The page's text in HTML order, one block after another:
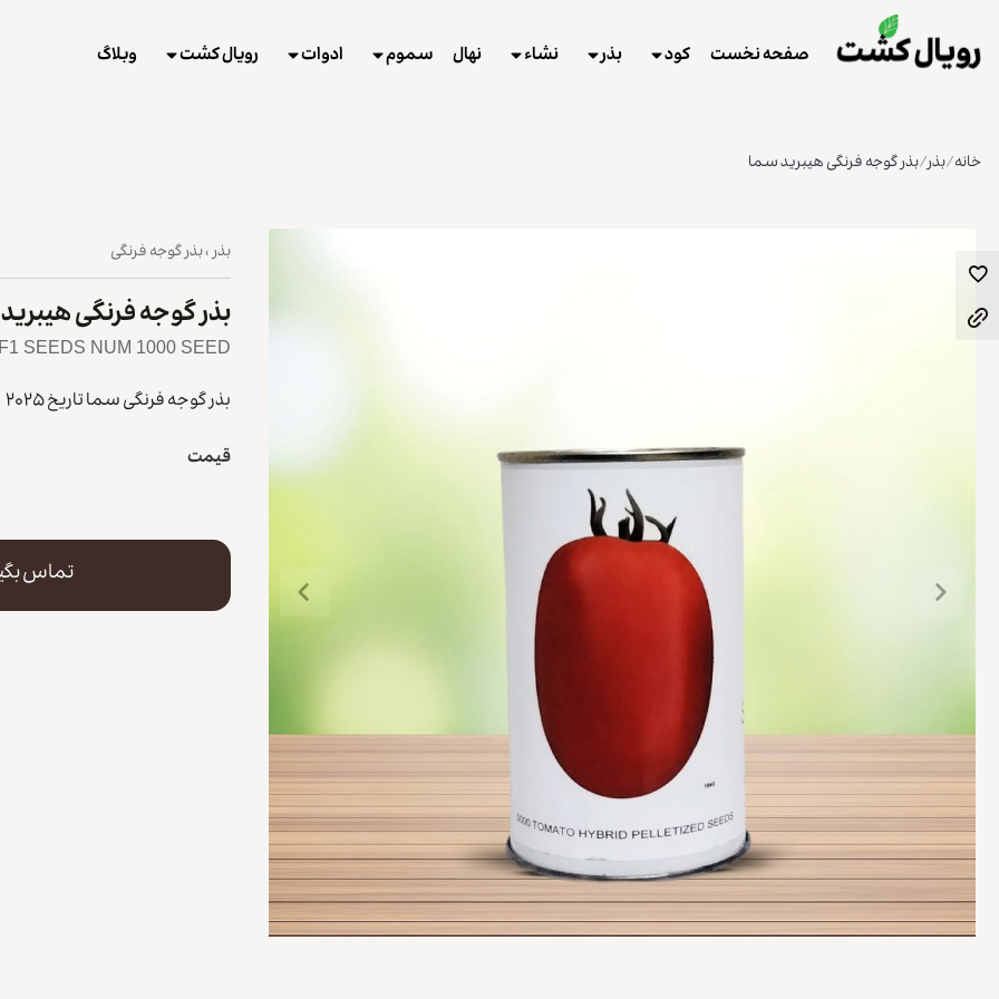
صفحه نخست کود بذر نشاء نهال سموم ادوات رویال کشت وبلاگ
خانه/بذر/بذر گوجه فرنگی هیبرید سما
بذر،بذر گوجه فرنگی
بذر گوجه فرنگی
SEEDS NUM 1000 SEED
بذر گوجه فرنگی سما تاریخ ۲۰۲۵
تماس